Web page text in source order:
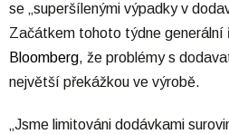
se „superšílenými výpadky v
Začátkem tohoto týdne generální
Bloomberg, že problémy s
největší překážkou ve výrobě.
„Jsme limitováni dodávkami